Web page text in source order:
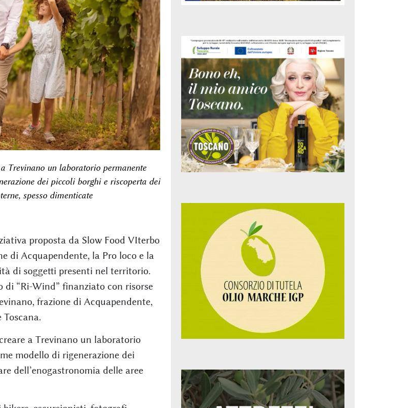
Trevinano un laboratorio permanente
dei piccoli borghi e riscoperta dei
spesso dimenticate
proposta da Slow Food VIterbo
di Acquapendente, la Pro loco e la
di soggetti presenti nel territorio.
di “Ri-Wind” finanziato con risorse
frazione di Acquapendente,
a Trevinano un laboratorio
modello di rigenerazione dei
dell’enogastronomia delle aree